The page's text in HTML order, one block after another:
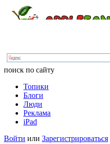
поиск по сайту
Топики
Блоги
Люди
Реклама
iPad
Войти или Зарегистрироваться